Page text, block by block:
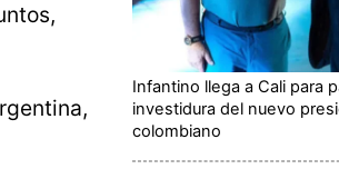
Infantino llega a Cali para
investidura del nuevo
colombiano